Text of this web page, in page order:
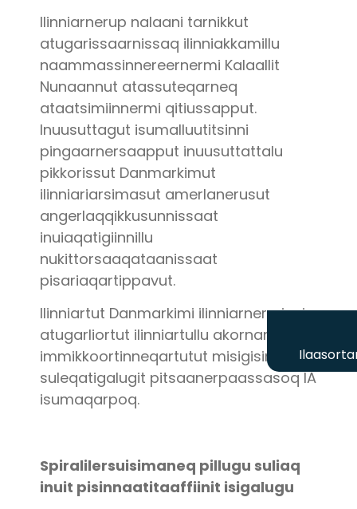
Ilinniarnerup nalaani tarnikkut
atugarissaarnissaq ilinniakkamillu
naammassinnereernermi Kalaallit
Nunaannut atassuteqarneq
ataatsimiinnermi qitiussapput.
Inuusuttagut isumalluutitsinni
pingaarnersaapput inuusuttattalu
pikkorissut Danmarkimut
ilinniariarsimasut amerlanerusut
angerlaqqikkusunnissaat
inuiaqatigiinnillu
nukittorsaaqataanissaat
pisariaqartippavut.
Ilinniartut Danmarkimi ilinniarnerminni
atugarliortut ilinniartullu akornanni
immikkoortinneqartutut misigisimasut
suleqatigalugit pitsaanerpaassasoq IA
isumaqarpoq.
Spiralilersuisimaneq pillugu suliaq
inuit pisinnaatitaaffiinit isigalugu